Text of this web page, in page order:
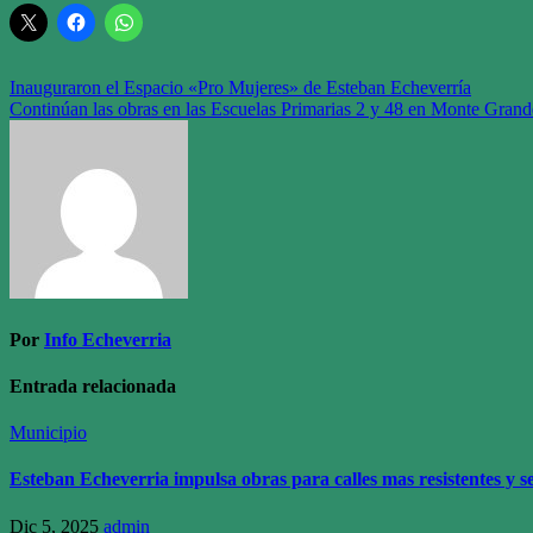
Navegación
de
Inauguraron el Espacio «Pro Mujeres» de Esteban Echeverría
Continúan las obras en las Escuelas Primarias 2 y 48 en Monte
Por Info Echeverria
Entrada relacionada
Municipio
Esteban Echeverria impulsa obras para calles mas resistentes y
Dic 5, 2025 admin